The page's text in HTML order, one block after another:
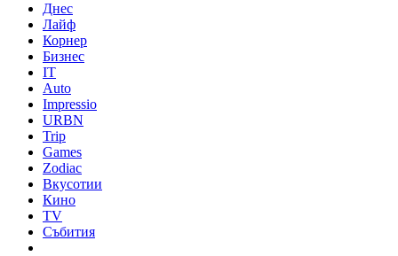
Днес
Лайф
Корнер
Бизнес
IT
Auto
Impressio
URBN
Trip
Games
Zodiac
Вкусотии
Кино
TV
Събития